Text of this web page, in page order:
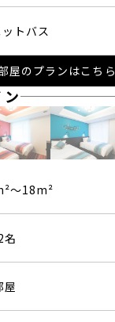
トバス
屋のプランはこちら
～18m²
名
屋